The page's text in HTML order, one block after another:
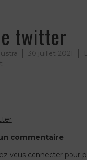
twitter
30 juillet 2021
on
commentaire
vous connecterpour